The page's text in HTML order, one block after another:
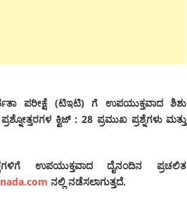
ಪರೀಕ್ಷೆ (ಟಿಇಟಿ) ಗೆ ಉಪಯುಕ್ತವಾದಶಿಶು
ಕ್ವಿಜ್ : 28 ಪ್ರಮುಖ ಪ್ರಶ್ನೆಗಳು ಮತ್ತು
ಉಪಯುಕ್ತವಾದ ದೈನಂದಿನ ಪ್ರಚಲಿತ
ನಲ್ಲಿ ನಡೆಸಲಾಗುತ್ತದೆ‌.